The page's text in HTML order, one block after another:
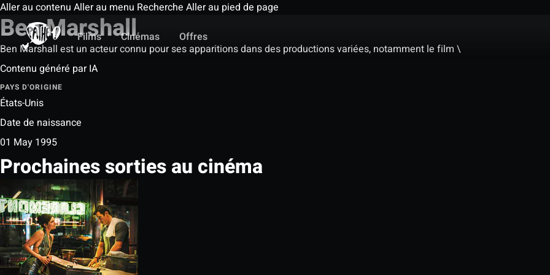
Aller au contenu Aller au menu Recherche Aller au pied de page
Films
Cinémas Offres
Ben Marshall
Ben Marshall est un acteur connu pour ses apparitions dans des productions variées, notamment le film \
Contenu généré par IA
PAYS D'ORIGINE
États-Unis
Date de naissance
01 May 1995
Prochaines sorties au cinéma